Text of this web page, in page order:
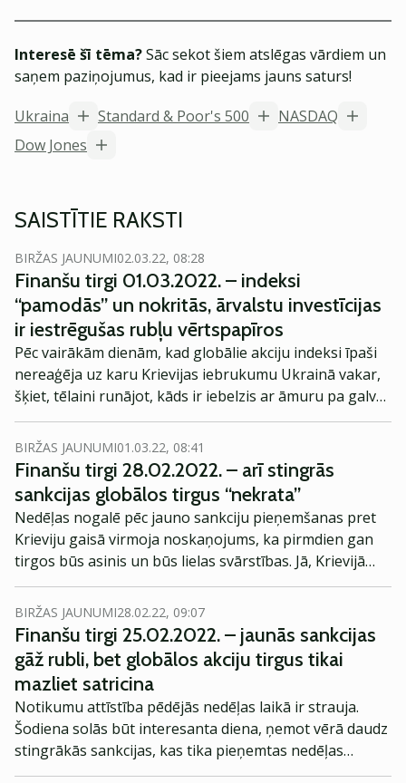
Interesē šī tēma?Sāc sekot šiem atslēgas vārdiem un
saņem paziņojumus, kad ir pieejams jauns saturs!
Ukraina
Standard & Poor's 500
NASDAQ
Dow Jones
SAISTĪTIE RAKSTI
BIRŽAS JAUNUMI02.03.22, 08:28
Finanšu tirgi 01.03.2022. – indeksi
“pamodās” un nokritās, ārvalstu investīcijas
ir iestrēgušas rubļu vērtspapīros
Pēc vairākām dienām, kad globālie akciju indeksi īpaši
nereaģēja uz karu Krievijas iebrukumu Ukrainā vakar,
šķiet, tēlaini runājot, kāds ir iebelzis ar āmuru pa galvu
un redzam nopietnus kritumus. Vismaz Eiropas akciju
indeksos.
BIRŽAS JAUNUMI01.03.22, 08:41
Finanšu tirgi 28.02.2022. – arī stingrās
sankcijas globālos tirgus “nekrata”
Nedēļas nogalē pēc jauno sankciju pieņemšanas pret
Krieviju gaisā virmoja noskaņojums, ka pirmdien gan
tirgos būs asinis un būs lielas svārstības. Jā, Krievijā
rublis nokritās un akciju birža neatvērās, bet citur
pasaulē finanšu tirgos gandrīz viss kā pa vecam.
BIRŽAS JAUNUMI28.02.22, 09:07
Finanšu tirgi 25.02.2022. – jaunās sankcijas
gāž rubli, bet globālos akciju tirgus tikai
mazliet satricina
Notikumu attīstība pēdējās nedēļas laikā ir strauja.
Šodiena solās būt interesanta diena, ņemot vērā daudz
stingrākās sankcijas, kas tika pieņemtas nedēļas
nogalē. Savukārt iepriekšējo nedēļu, neskatoties uz